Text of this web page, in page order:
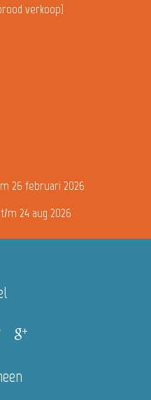
verkoop)
26 februari 2026
m 24 aug 2026